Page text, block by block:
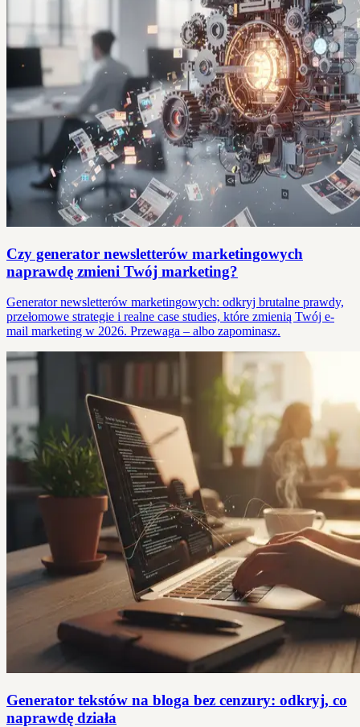
Czy generator newsletterów marketingowych
naprawdę zmieni Twój marketing?
Generator newsletterów marketingowych: odkryj brutalne prawdy,
przełomowe strategie i realne case studies, które zmienią Twój e-
mail marketing w 2026. Przewaga – albo zapominasz.
Generator tekstów na bloga bez cenzury: odkryj, co
naprawdę działa